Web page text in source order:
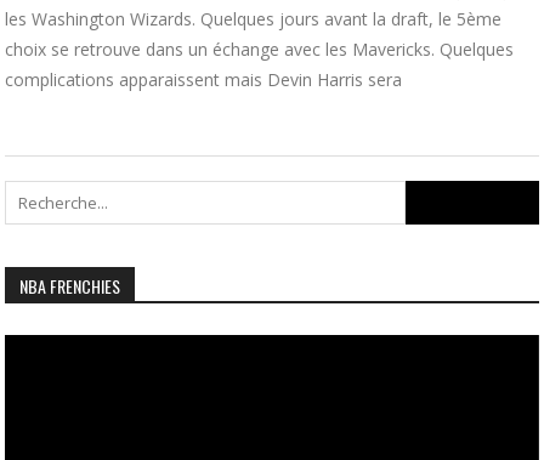
les Washington Wizards. Quelques jours avant la draft, le 5ème
choix se retrouve dans un échange avec les Mavericks. Quelques
complications apparaissent mais Devin Harris sera
for:
NBA FRENCHIES